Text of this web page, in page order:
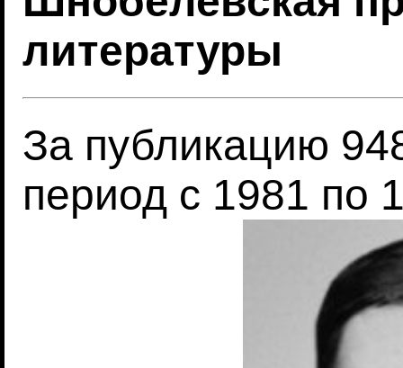
литературы
За публикацию
период с 1981 по